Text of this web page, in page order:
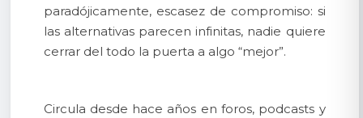
paradójicamente, escasez de compromiso: si
las alternativas parecen infinitas, nadie quiere
cerrar del todo la puerta a algo “mejor”.
Circula desde hace años en foros, podcasts y